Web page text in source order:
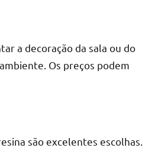
a decoração da sala ou do
Os preços podem
são excelentes escolhas.